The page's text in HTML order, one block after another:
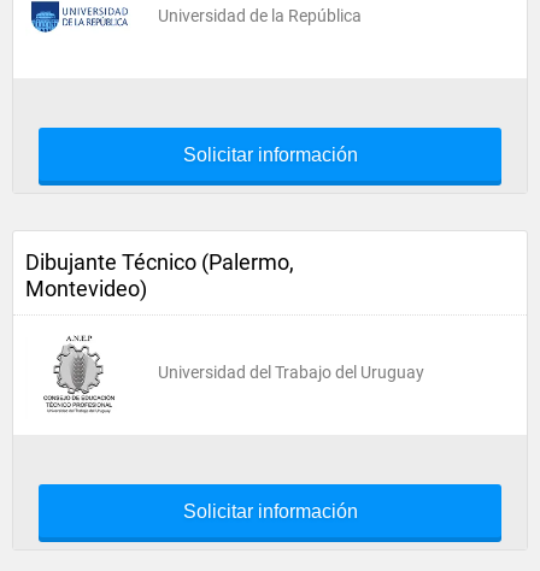
Universidad de la República
Solicitar información
Dibujante Técnico (Palermo,
Montevideo)
Universidad del Trabajo del Uruguay
Solicitar información